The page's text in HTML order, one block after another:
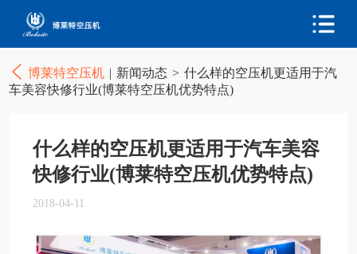
博莱特空压机 | 新闻动态 > 什么样的空压机更适用于汽
车美容快修行业(博莱特空压机优势特点)
什么样的空压机更适用于汽车美容
快修行业(博莱特空压机优势特点)
2018-04-11